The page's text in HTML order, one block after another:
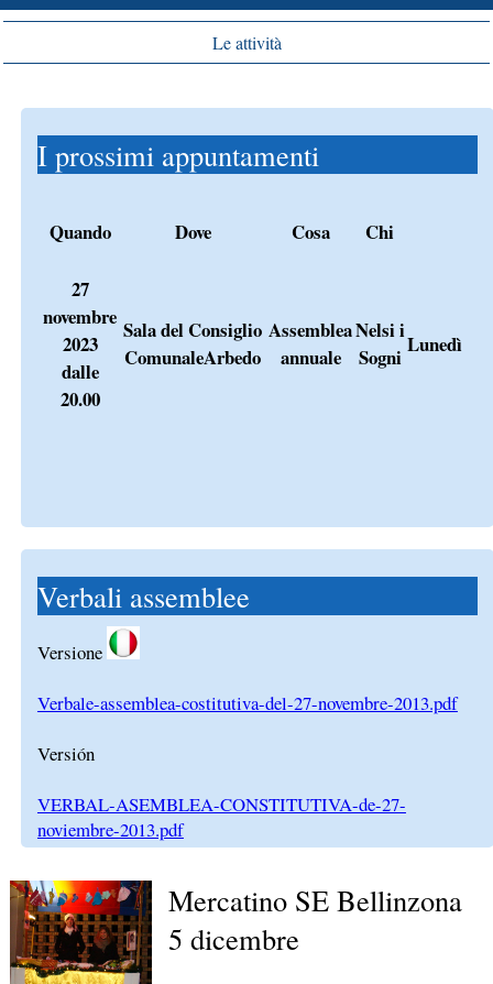
Le attività
I prossimi appuntamenti
Quando Dove Cosa Chi
27
novembre
2023
dalle
20.00
Sala del Consiglio
ComunaleArbedo
Assemblea
annuale
Nelsi i
Sogni Lunedì
Verbali assemblee
Versione
Verbale-assemblea-costitutiva-del-27-novembre-2013.pdf
Versión
VERBAL-ASEMBLEA-CONSTITUTIVA-de-27-
noviembre-2013.pdf
Mercatino SE Bellinzona
5 dicembre